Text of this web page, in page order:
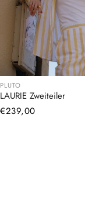
PLUTO
LAURIE Zweiteiler
Normaler
€239,00